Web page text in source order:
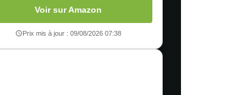
Voir sur Amazon
Prix mis à jour : 09/08/2026 07:38